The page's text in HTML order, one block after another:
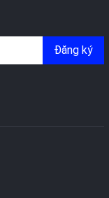
Đăng ký